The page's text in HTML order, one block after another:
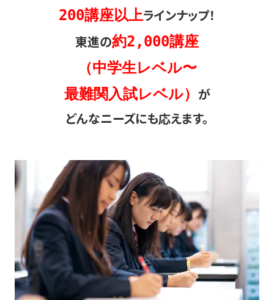
200講座以上ラインナップ！
東進の約2,000講座
（中学生レベル〜
最難関入試レベル） が
どんなニーズにも応えます。